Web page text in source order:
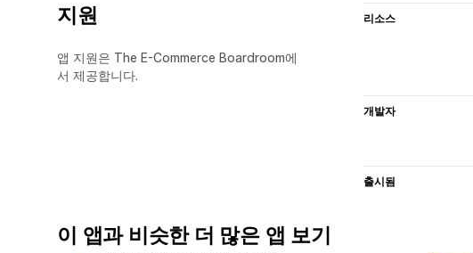
지원
앱 지원은 The E-Commerce Boardroom에
서 제공합니다.
리소스
개발자
출시됨
이 앱과 비슷한 더 많은 앱 보기